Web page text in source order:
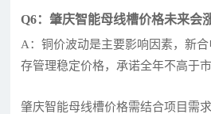
Q6：肇庆智能母线槽价格未来会
A：铜价波动是主要影响因素，新
存管理稳定价格，承诺全年不高于市
肇庆智能母线槽价格需结合项目需